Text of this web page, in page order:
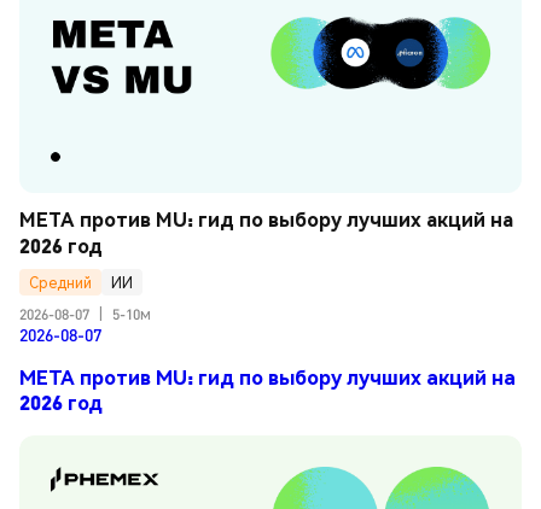
META против MU: гид по выбору лучших акций на
2026 год
Средний
ИИ
2026-08-07
5-10м
2026-08-07
META против MU: гид по выбору лучших акций на
2026 год